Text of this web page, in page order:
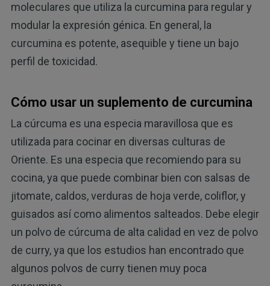
moleculares que utiliza la curcumina para regular y
modular la expresión génica. En general, la
curcumina es potente, asequible y tiene un bajo
perfil de toxicidad.
Cómo usar un suplemento de curcumina
La cúrcuma es una especia maravillosa que es
utilizada para cocinar en diversas culturas de
Oriente. Es una especia que recomiendo para su
cocina, ya que puede combinar bien con salsas de
jitomate, caldos, verduras de hoja verde, coliflor, y
guisados así como alimentos salteados. Debe elegir
un polvo de cúrcuma de alta calidad en vez de polvo
de curry, ya que los estudios han encontrado que
algunos polvos de curry tienen muy poca